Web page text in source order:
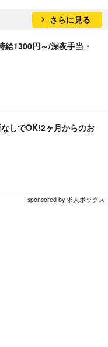
さらに見る
1300円～/深夜手当・
しでOK!2ヶ月からのお
sponsored by 求人ボックス